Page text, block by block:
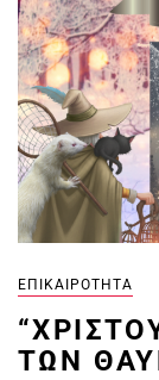
ΕΠΙΚΑΙΡΌΤΗΤΑ
ΤΩΝ